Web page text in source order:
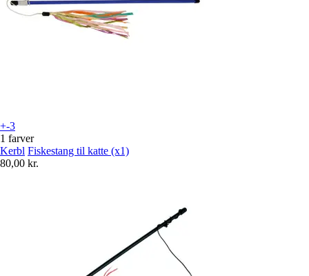
+-3
1 farver
Kerbl Fiskestang til katte (x1)
80,00 kr.